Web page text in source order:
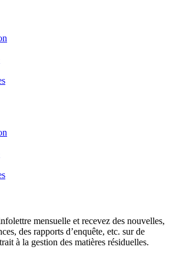
mensuelle et recevez des nouvelles,
des rapports d’enquête, etc. sur de
à la gestion des matières résiduelles.